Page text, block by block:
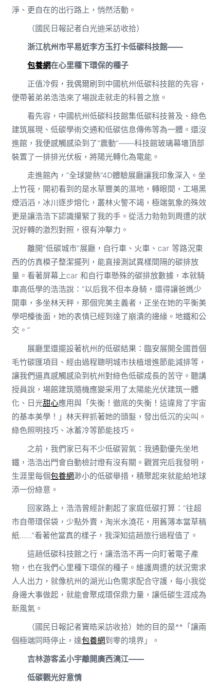
淨、更自在的出行路上，悄然活動。
（國民日報記者白光迪采訪收拾）
浙江杭州市平易近李方玉打卡低碳科技館——
包養網在心里種下環保的種子
正值冷假，我偶爾刷到中國杭州低碳科技館的先容，
便帶著弟弟浩浩來了場說走就走的科普之旅。
看先容，中國杭州低碳科技館集低碳科技普及、綠色
建筑展現、低碳學術交通和低碳信息傳佈等為一體。還沒
進館，我便感觸感染到了“震動”——科技館玻璃幕墻頂部
裝置了一排排光伏板，將陽光轉化為電能。
走進館內，“全球變熱”4D體驗展廳讓我印象深入。坐
上竹筏，開初看到的是水草豐美的濕地，轉眼間，工場黑
煙滔滔，冰川逐步熔化，叢林火警不竭，極端氣象的殊效
更是讓浩浩下認識攥緊了我的手。從活力勃勃到周遭的狀
況好轉的激烈對照，很有沖擊力。
離開“低碳城市”展廳，自行車、火車、car 等路況東
西的仿真模子整潔擺列，能直接測試異樣間隔的碳排放
量。看著屏幕上car 和自行車懸殊的碳排放數據，本就騎
車高低學的浩浩說：“以后我不但本身騎，還得讓爸媽少
開車，多坐林天秤，那個完美主義者，正坐在她的平衡美
學吧檯後面，她的表情已經到達了崩潰的邊緣。地鐵和公
交。”
展廳里還擺設著杭州的低碳結果：臨安展開全國首個
毛竹碳匯項目、經由過程聰明城市扶植增進節能減排等，
讓我們逼真感觸感染到杭州對綠色低碳成長的苦守。聽講
授員說，場館建筑隨機應變采用了太陽能光伏建筑一體
化、日光甜心應用與「失衡！徹底的失衡！這違背了宇宙
的基本美學！」林天秤抓著她的頭髮，發出低沉的尖叫。
綠色照明技巧、冰蓄冷等節能技巧。
之前，我們家已有不少低碳習氣：我通勤優先坐地
鐵，浩浩出門會自動檢討燈有沒有關。觀賞完后我發明，
生涯里每個包養網渺小的低碳舉措，積聚起來就能給地球
添一份綠意。
回家路上，浩浩曾經計劃起了家庭低碳打算：“往超
市自帶環保袋，少點外賣，淘米水澆花，用舊簿本當草稿
紙……”看著他當真的樣子，我深知這趟旅行過程值了。
這趟低碳科技館之行，讓浩浩不再一向盯著電子產
物，也在我們心里種下環保的種子。維護周遭的狀況需求
人人出力，就像杭州的湖光山色需求配合守護，每小我從
身邊大事做起，就能會聚成環保鼎力量，讓低碳生涯成為
新風氣。
（國民日報記者竇皓采訪收拾）她的目的是**「讓兩
個極端同時停止，達包養網到零的境界」。
吉林游客孟小宇離開廣西漓江——
低碳觀光好意情